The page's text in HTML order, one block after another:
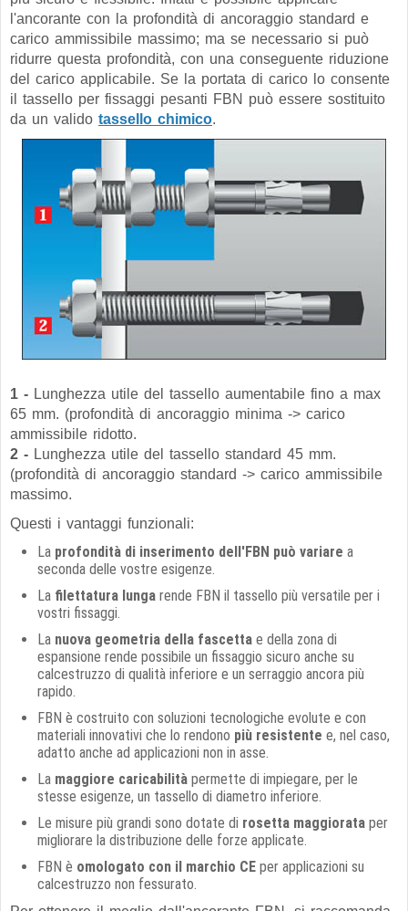
l'ancorante con la profondità di ancoraggio standard e
carico ammissibile massimo; ma se necessario si può
ridurre questa profondità, con una conseguente riduzione
del carico applicabile. Se la portata di carico lo consente
il tassello per fissaggi pesanti FBN può essere sostituito
da un valido tassello chimico.
1 - Lunghezza utile del tassello aumentabile fino a max
65 mm. (profondità di ancoraggio minima -> carico
ammissibile ridotto.
2 - Lunghezza utile del tassello standard 45 mm.
(profondità di ancoraggio standard -> carico ammissibile
massimo.
Questi i vantaggi funzionali:
La profondità di inserimento dell'FBN può variare a
seconda delle vostre esigenze.
La filettatura lunga rende FBN il tassello più versatile per i
vostri fissaggi.
La nuova geometria della fascetta e della zona di
espansione rende possibile un fissaggio sicuro anche su
calcestruzzo di qualità inferiore e un serraggio ancora più
rapido.
FBN è costruito con soluzioni tecnologiche evolute e con
materiali innovativi che lo rendono più resistente e, nel caso,
adatto anche ad applicazioni non in asse.
La maggiore caricabilità permette di impiegare, per le
stesse esigenze, un tassello di diametro inferiore.
Le misure più grandi sono dotate di rosetta maggiorata per
migliorare la distribuzione delle forze applicate.
FBN è omologato con il marchio CE per applicazioni su
calcestruzzo non fessurato.